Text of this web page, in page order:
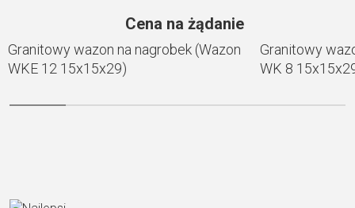
Cena na żądanie
Granitowy wazon na nagrobek (Wazon
WKE 12 15x15x29)
Granitowy
WK 8